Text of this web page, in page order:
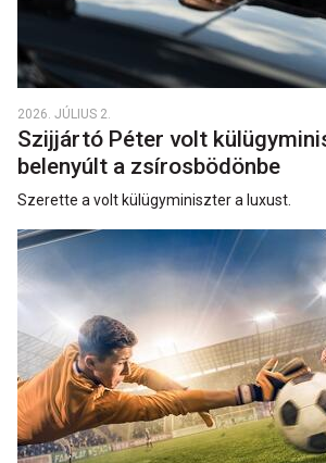
2026. JÚLIUS 2.
Szijjártó Péter volt
belenyúlt a zsírosbödönbe
Szerette a volt külügyminiszter a luxust.